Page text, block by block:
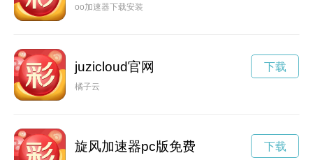
oo加速器下载安装
juzicloud官网
橘子云
下载
旋风加速器pc版免费 下载